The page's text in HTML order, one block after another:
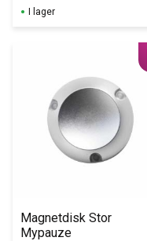
I lager
Magnetdisk Stor
Mypauze